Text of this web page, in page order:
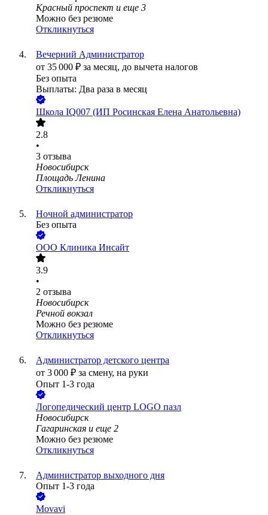
Красный проспект и еще 3
Можно без резюме
Откликнуться
Вечерний Администратор
от 35 000 ₽ за месяц, до вычета налогов
Без опыта
Выплаты: Два раза в месяц
Школа IQ007 (ИП Росинская Елена Анатольевна)
2.8
•
3 отзыва
Новосибирск
Площадь Ленина
Откликнуться
Ночной администратор
Без опыта
ООО Клиника Инсайт
3.9
•
2 отзыва
Новосибирск
Речной вокзал
Можно без резюме
Откликнуться
Администратор детского центра
от 3 000 ₽ за смену, на руки
Опыт 1-3 года
Логопедический центр LOGO пазл
Новосибирск
Гагаринская и еще 2
Можно без резюме
Откликнуться
Администратор выходного дня
Опыт 1-3 года
Movavi